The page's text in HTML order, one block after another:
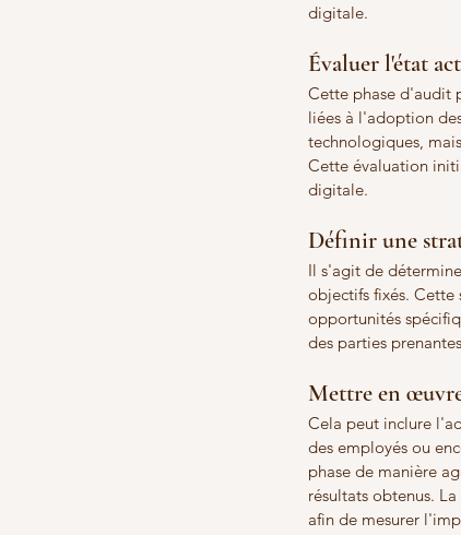
digitale.
Évaluer l'état
Cette phase d'audit
liées à l'adoption
technologiques,
Cette évaluation
digitale.
Définir une
Il s'agit de
objectifs fixés.
opportunités
des parties
Mettre en
Cela peut inclure
des employés ou
phase de manière
résultats obtenus.
afin de mesurer